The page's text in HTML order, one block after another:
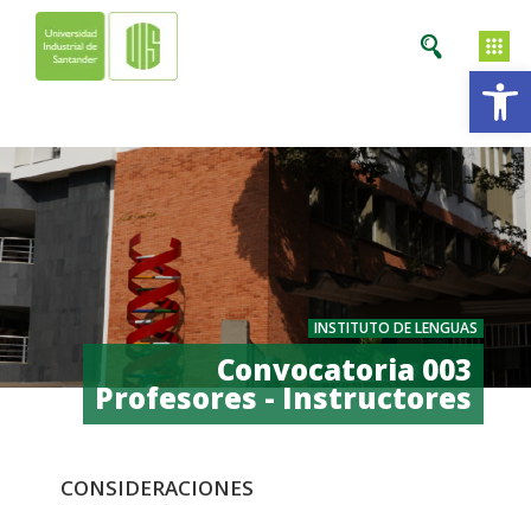
INSTITUTO DE LENGUAS
Convocatoria 003
Profesores - Instructores
CONSIDERACIONES